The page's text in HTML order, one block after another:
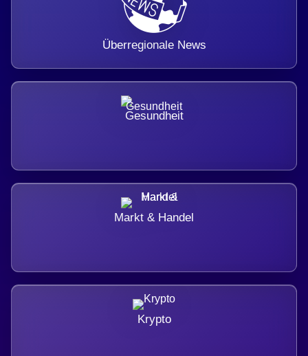
Überregionale News
Gesundheit
Markt & Handel
Krypto